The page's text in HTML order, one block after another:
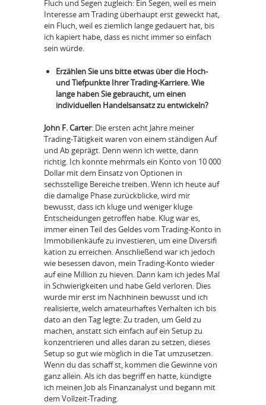
Fluch und Segen zugleich: Ein Segen, weil es mein
Interesse am Trading überhaupt erst geweckt hat,
ein Fluch, weil es ziemlich lange gedauert hat, bis
ich kapiert habe, dass es nicht immer so einfach
sein würde.
Erzählen Sie uns bitte etwas über die Hoch-
und Tiefpunkte Ihrer Trading-Karriere. Wie
lange haben Sie gebraucht, um einen
individuellen Handelsansatz zu entwickeln?
John F. Carter: Die ersten acht Jahre meiner
Trading-Tätigkeit waren von einem ständigen Auf
und Ab geprägt. Denn wenn ich wette, dann
richtig. Ich konnte mehrmals ein Konto von 10 000
Dollar mit dem Einsatz von Optionen in
sechsstellige Bereiche treiben. Wenn ich heute auf
die damalige Phase zurückblicke, wird mir
bewusst, dass ich kluge und weniger kluge
Entscheidungen getroffen habe. Klug war es,
immer einen Teil des Geldes vom Trading-Konto in
Immobilienkäufe zu investieren, um eine Diversifi
kation zu erreichen. Anschließend war ich jedoch
wie besessen davon, mein Trading-Konto wieder
auf eine Million zu hieven. Dann kam ich jedes Mal
in Schwierigkeiten und habe Geld verloren. Dies
wurde mir erst im Nachhinein bewusst und ich
realisierte, welch amateurhaftes Verhalten ich bis
dato an den Tag legte: Zu traden, um Geld zu
machen, anstatt sich einfach auf ein Setup zu
konzentrieren und alles daran zu setzen, dieses
Setup so gut wie möglich in die Tat umzusetzen.
Wenn du das schaff st, kommen die Gewinne von
ganz allein. Als ich das begriff en hatte, kündigte
ich meinen Job als Finanzanalyst und begann mit
dem Vollzeit-Trading.